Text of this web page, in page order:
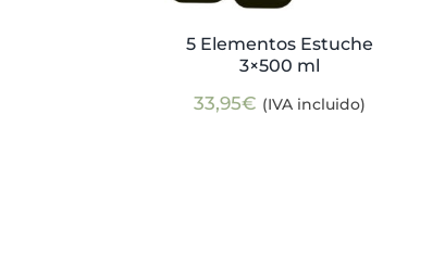
5 Elementos Estuche
3×500 ml
33,95€ (IVA incluido)